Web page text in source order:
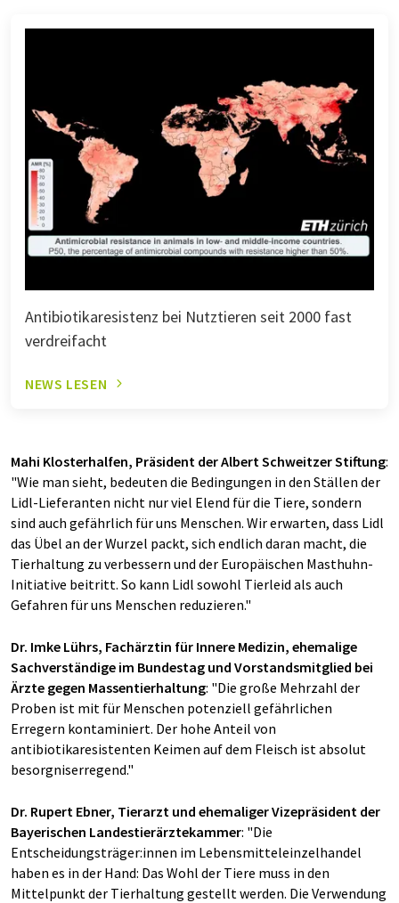
Antibiotikaresistenz bei Nutztieren seit 2000 fast
verdreifacht
NEWS LESEN
Mahi Klosterhalfen, Präsident der Albert Schweitzer Stiftung:
"Wie man sieht, bedeuten die Bedingungen in den Ställen der
Lidl-Lieferanten nicht nur viel Elend für die Tiere, sondern
sind auch gefährlich für uns Menschen. Wir erwarten, dass Lidl
das Übel an der Wurzel packt, sich endlich daran macht, die
Tierhaltung zu verbessern und der Europäischen Masthuhn-
Initiative beitritt. So kann Lidl sowohl Tierleid als auch
Gefahren für uns Menschen reduzieren."
Dr. Imke Lührs, Fachärztin für Innere Medizin, ehemalige
Sachverständige im Bundestag und Vorstandsmitglied bei
Ärzte gegen Massentierhaltung: "Die große Mehrzahl der
Proben ist mit für Menschen potenziell gefährlichen
Erregern kontaminiert. Der hohe Anteil von
antibiotikaresistenten Keimen auf dem Fleisch ist absolut
besorgniserregend."
Dr. Rupert Ebner, Tierarzt und ehemaliger Vizepräsident der
Bayerischen Landestierärztekammer: "Die
Entscheidungsträger:innen im Lebensmitteleinzelhandel
haben es in der Hand: Das Wohl der Tiere muss in den
Mittelpunkt der Tierhaltung gestellt werden. Die Verwendung